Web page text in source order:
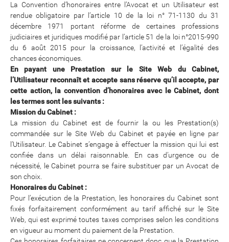
La Convention d’honoraires entre l’Avocat et un Utilisateur est
rendue obligatoire par l’article 10 de la loi n° 71-1130 du 31
décembre 1971 portant réforme de certaines professions
judiciaires et juridiques modifié par l’article 51 de la loi n°2015-990
du 6 août 2015 pour la croissance, l’activité et l’égalité des
chances économiques.
En payant une Prestation sur le Site Web du Cabinet,
l’Utilisateur reconnaît et accepte sans réserve qu’il accepte, par
cette action, la convention d’honoraires avec le Cabinet, dont
les termes sont les suivants :
Mission du Cabinet :
La mission du Cabinet est de fournir la ou les Prestation(s)
commandée sur le Site Web du Cabinet et payée en ligne par
l’Utilisateur. Le Cabinet s’engage à effectuer la mission qui lui est
confiée dans un délai raisonnable. En cas d’urgence ou de
nécessité, le Cabinet pourra se faire substituer par un Avocat de
son choix.
Honoraires du Cabinet :
Pour l’exécution de la Prestation, les honoraires du Cabinet sont
fixés forfaitairement conformément au tarif affiché sur le Site
Web, qui est exprimé toutes taxes comprises selon les conditions
en vigueur au moment du paiement de la Prestation.